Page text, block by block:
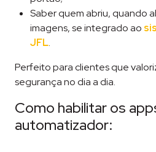
Saber quem abriu, quando
imagens, se integrado ao
JFL.
Perfeito para clientes que
segurança no dia a dia.
Como habilitar os
automatizador: